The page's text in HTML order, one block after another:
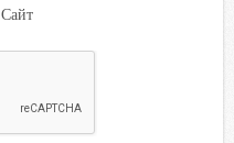
Сайт